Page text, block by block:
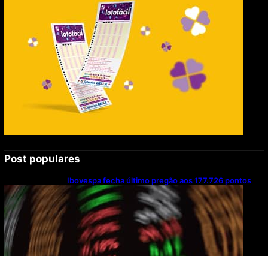
Post populares
Ibovespa fecha último pregão aos 177.726 pontos